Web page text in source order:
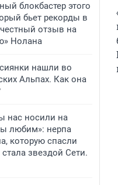
блокбастер этого
бьет рекорды в
честный отзыв на
Нолана
нашли во
Альпах. Как она
нас носили на
любим»: нерпа
которую спасли
звездой Сети.